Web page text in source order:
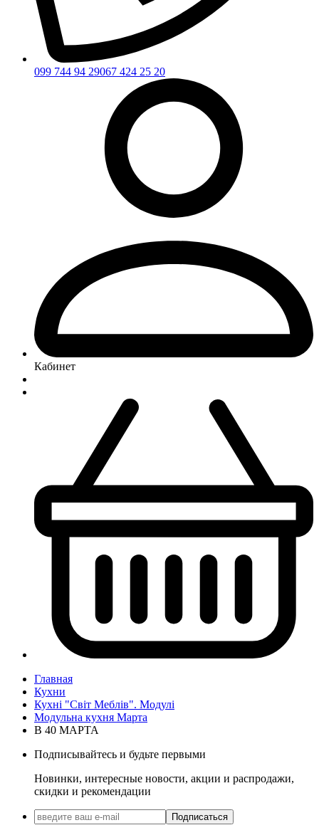
099 744 94 29067 424 25 20
Кабинет
Главная
Кухни
Кухні "Світ Меблів". Модулі
Модульна кухня Марта
В 40 МАРТА
Подписывайтесь и будьте первыми
Новинки, интересные новости, акции и распродажи,
скидки и рекомендации
Подписаться